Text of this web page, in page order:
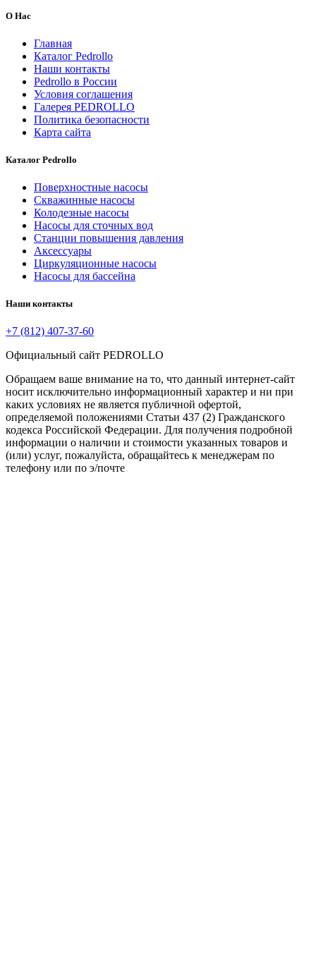
О Нас
Главная
Каталог Pedrollo
Наши контакты
Pedrollo в России
Условия соглашения
Галерея PEDROLLO
Политика безопасности
Карта сайта
Каталог Pedrollo
Поверхностные насосы
Скважинные насосы
Колодезные насосы
Насосы для сточных вод
Станции повышения давления
Аксессуары
Циркуляционные насосы
Насосы для бассейна
Наши контакты
+7 (812) 407-37-60
Официальный сайт PEDROLLO
Обращаем ваше внимание на то, что данный интернет-сайт
носит исключительно информационный характер и ни при
каких условиях не является публичной офертой,
определяемой положениями Статьи 437 (2) Гражданского
кодекса Российской Федерации. Для получения подробной
информации о наличии и стоимости указанных товаров и
(или) услуг, пожалуйста, обращайтесь к менеджерам по
телефону или по э/почте